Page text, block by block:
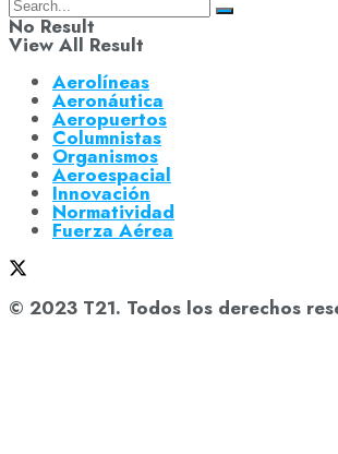
No Result
View All Result
Aerolíneas
Aeronáutica
Aeropuertos
Columnistas
Organismos
Aeroespacial
Innovación
Normatividad
Fuerza Aérea
© 2023 T21. Todos los derechos